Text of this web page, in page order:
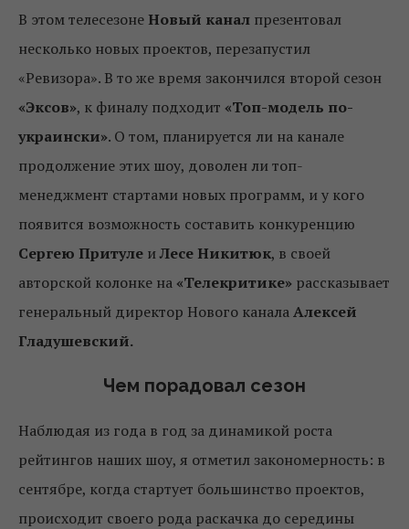
В этом телесезоне Новый канал презентовал
несколько новых проектов, перезапустил
«Ревизора». В то же время закончился второй сезон
«Эксов», к финалу подходит «Топ-модель по-
украински». О том, планируется ли на канале
продолжение этих шоу, доволен ли топ-
менеджмент стартами новых программ, и у кого
появится возможность составить конкуренцию
Сергею Притуле иЛесе Никитюк, в своей
авторской колонке на «Телекритике» рассказывает
генеральный директор Нового каналаАлексей
Гладушевский.
Чем порадовал сезон
Наблюдая из года в год за динамикой роста
рейтингов наших шоу, я отметил закономерность: в
сентябре, когда стартует большинство проектов,
происходит своего рода раскачка до середины